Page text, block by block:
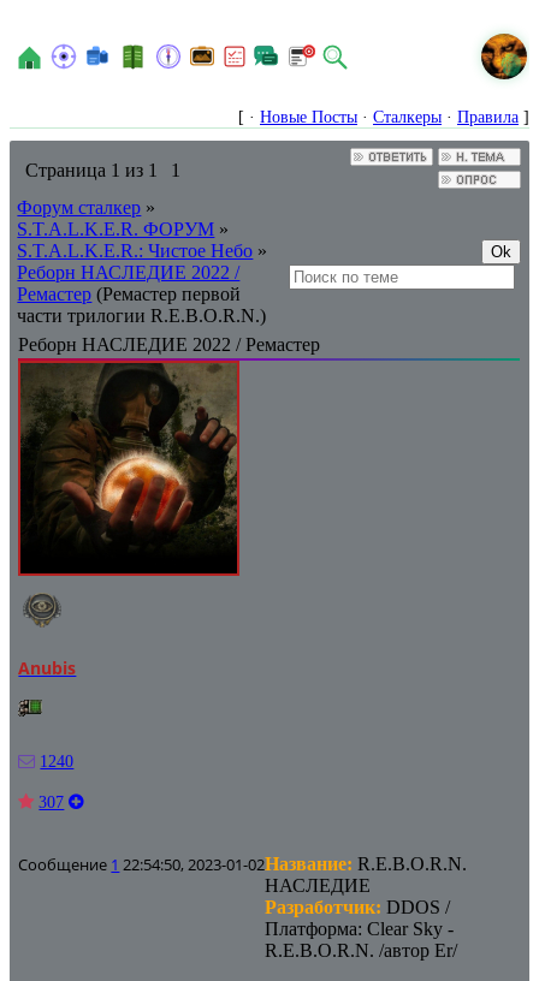
N
[ · Новые Посты · Сталкеры · Правила ]
Страница 1 из 1
1
Форум сталкер »
S.T.A.L.K.E.R. ФОРУМ »
S.T.A.L.K.E.R.: Чистое Небо »
Реборн НАСЛЕДИЕ 2022 /
Ремастер (Ремастер первой
части трилогии R.E.B.O.R.N.)
Реборн НАСЛЕДИЕ 2022 / Ремастер
Anubis
1240
307
Сообщение 1 22:54:50, 2023-01-02Название: R.E.B.O.R.N.
НАСЛЕДИЕ
Разработчик: DDOS /
Платформа: Clear Sky -
R.E.B.O.R.N. /автор Er/